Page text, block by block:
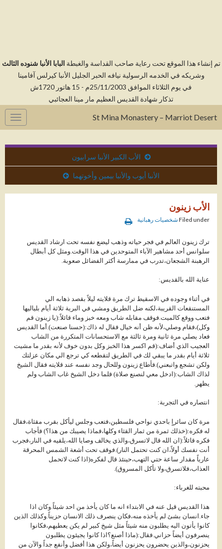
إنشاء هذا الموقع تحت رعاية صاحب القداسة والغبطةالبابا الأنبا شنوده الثالث
وشريكه في الخدمه الرسولية نيافه الحبر الجليل الأنبا كيرلس آفامينا
في يوم الثلاثاء الموافق 25/11/2003م - 15 هاتور 1720ش
تذكار شهادة القديس العظيم مار مينا العجائبي
St Mina Monastery – Marriot Desert
الأب الكبير الأنبا سرابيون
الأنبا أيوب والأنبا بيمين وأخوتهما
الأب زينون
Filed underشخصيات رهبانية
ترك زينون العالم في فجر حياته وذهب ليضع نفسه تحت ارشاد القديس
سلوانس أحد مشاهير الآباء المتوحدين في هذا الوقت.ومثل كل أبطال
الرهبنة الشجعان،تدرب في ممارسة أكثر الفضائل صعوبة.
عناية الله بالقديس:
في أثناء وجوده في الاسقيط ترك مرة قلايته ليلاً بقصد ذهابه الي
المستنقعات القريبة،لكنه ضل الطريق ومشي في البرية ثلاثة أيام بلياليها
فتعب ووقع كالميت.فوقف مقابله شاب ومعه خبز وماء قائلاً:(يا زينون قم
وكل)،فقام وصلي،لأنه ظن أنه خيال فقال له ذاك:(حسنا صنعت).أما القديس
فعاد يصلي مرة ثانية ومرة ثالثة مع الاستحسانات المتكررة من الشاب
العجيب الذي أضاف:(قم اكسر هذا الخبز وكل بدون خوف لأنه بقدر ما مشيت
ثلاثة أيام بقدر ما يبقي لك في الطريق لتقطعه كي ترجع الي مكان عزلتك
ولكن تشجع واتبعني).فأطاع زينون وللحال وجد نفسه عند قلايته فقال الشيخ
لذاك الشاب:(ادخل معي لنصنع صلاة) فلما دخل الشيخ غاب الشاب ولم
يظهر.
انتصاره في التجربة:
مرة كان سائراٍ باحدي نواحي فلسطين،فتعب وجلس ليأكل بقرب مقثاة،فقال
له فكره:(خذلك ثمرة من ثمار القثاء وكلها،فماذا يصيبك من هذا؟) فأجاب
فكره قائلاً:(ان الله قال لاتسرق،والذي يخالف وصايا الله،يلقيه في النار،فجرب
أنت نفسك أولاً،ان كنت تحتمل النار).فوقف تحت أشعة الشمس المحرقة
عارياً مقدار ساعة حتي التهب،حينئذ قال لفكره(اذا كنت لاتحمل
العذاب،فلاتسرق،ولا تأكل المسروق).
محبته للغرباء:
هذا القديس قيل عنه في الابتداء انه ما كان يأخذ من احد شيئاً.وكان اذا
جاء.انسان بشئ لم يأخذه منه،فكان ينصرف ذلك الانسان حزيناً.وكذلك الذين
كانوا يأتون اليه يطلبون منه شيئاً مثل شيخ كبير لم يكن يعطيهم،فكانوا
ينصرفون أيضاً حزاني.فقال:(ماذا أصنع؟اذا كانوا يجيئون يطلبون
يحزنون،والذين يحضرون يحزنون أيضاً،ولكن هذا أفضل وأنفع جداً والآن من